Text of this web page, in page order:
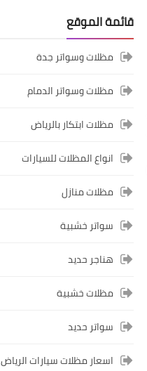
قائمة الموقع
مظلات وسواتر جدة
مظلات وسواتر الدمام
مظلات ابتكار بالرياض
انواع المظلات للسيارات
مظلات منازل
سواتر خشبية
هناجر حديد
مظلات خشبية
سواتر حديد
اسعار مظلات سيارات الرياض